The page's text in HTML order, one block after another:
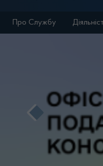
Про Службу